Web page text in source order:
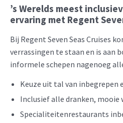
’s Werelds meest
ervaring met Regent
Bij Regent Seven Seas Cruises
verrassingen te staan en is aan
informele schepen nagenoeg
Keuze uit tal van inbegrepen
Inclusief alle dranken, mooie
Specialiteitenrestaurants